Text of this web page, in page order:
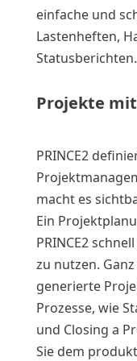
einfache und
Lastenheften,
Statusberichten.
Projekte
PRINCE2
macht es
Ein
PRINCE2
zu nutzen.
generierte
Prozesse, wie
und Closing a
Sie dem